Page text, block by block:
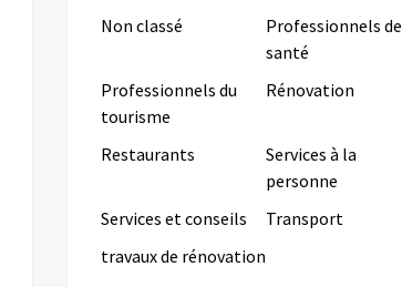
Non classé
Professionnels de
santé
Professionnels du
tourisme
Rénovation
Restaurants
Services à la
personne
Services et conseils
Transport
travaux de rénovation